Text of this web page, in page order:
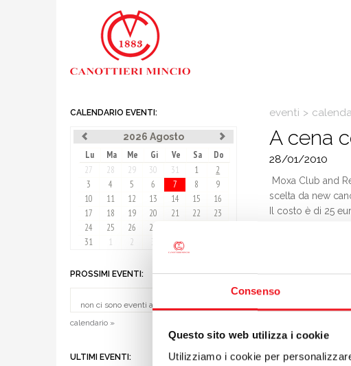
Consenso
Questo sito web utilizza i cookie
Utilizziamo i cookie per
CALENDARIO EVENTI:
2026 Agosto
Lu Ma Me Gi Ve Sa
Do
27
28 29 30 31 1
2
3
4 5 6 7 8
9
10
11 12 13 14 15
16
17
18 19 20 21 22
23
24
25 26 27
31
1 2 3 4
PROSSIMI EVENTI:
non ci sono eventi al momento
calendario »
ULTIMI EVENTI:
eventi >
A cena
28/01/2010
Moxa Club and
scelta da new
Il costo è di 25